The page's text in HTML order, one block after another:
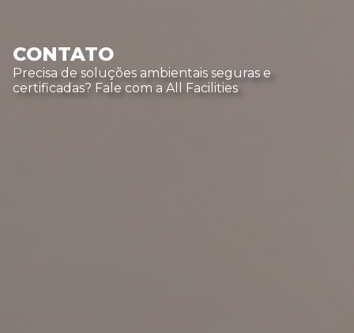
CONTATO
Precisa de soluções ambientais seguras e
certificadas? Fale com a All Facilities